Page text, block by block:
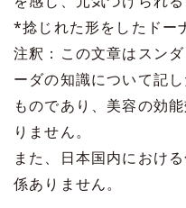
*捻じれた形をしたドー
注釈：この文章はスン
ーダの知識について記
ものであり、美容の効
りません。
また、日本国内におけ
係ありません。